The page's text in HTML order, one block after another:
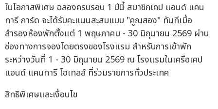
ในโอกาสพิเศษ ฉลองครบรอบ 1 ปีนี้ สมาชิกเคป แอนด์ แคน
ทารี การ์ด จะได้รับคะแนนสะสมแบบ "คูณสอง" ทันทีเมื่อ
สำรองห้องพักตั้งแต่ 1 พฤษภาคม - 30 มิถุนายน 2569 ผ่าน
ช่องทางการจองโดยตรงของโรงแรม สำหรับการเข้าพัก
ระหว่างวันที่ 1 - 30 มิถุนายน 2569 ณ โรงแรมในเครือเคป
แอนด์ แคนทารี โฮเทลส์ ที่ร่วมรายการทั่วประเทศ
สิทธิพิเศษและเงื่อนไข